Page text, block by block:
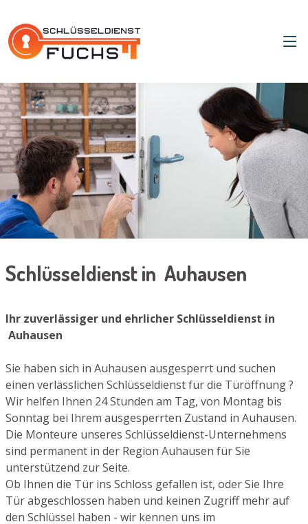
Schlüsseldienst in Auhausen
Ihr zuverlässiger und ehrlicher Schlüsseldienst in
Auhausen
Sie haben sich in Auhausen ausgesperrt und suchen
einen verlässlichen Schlüsseldienst für die Türöffnung ?
Wir helfen Ihnen 24 Stunden am Tag, von Montag bis
Sonntag bei Ihrem ausgesperrten Zustand in Auhausen.
Die Monteure unseres Schlüsseldienst-Unternehmens
sind permanent in der Region Auhausen für Sie
unterstützend zur Seite.
Ob Ihnen die Tür ins Schloss gefallen ist, oder Sie Ihre
Tür abgeschlossen haben und keinen Zugriff mehr auf
den Schlüssel haben - wir kennen uns im